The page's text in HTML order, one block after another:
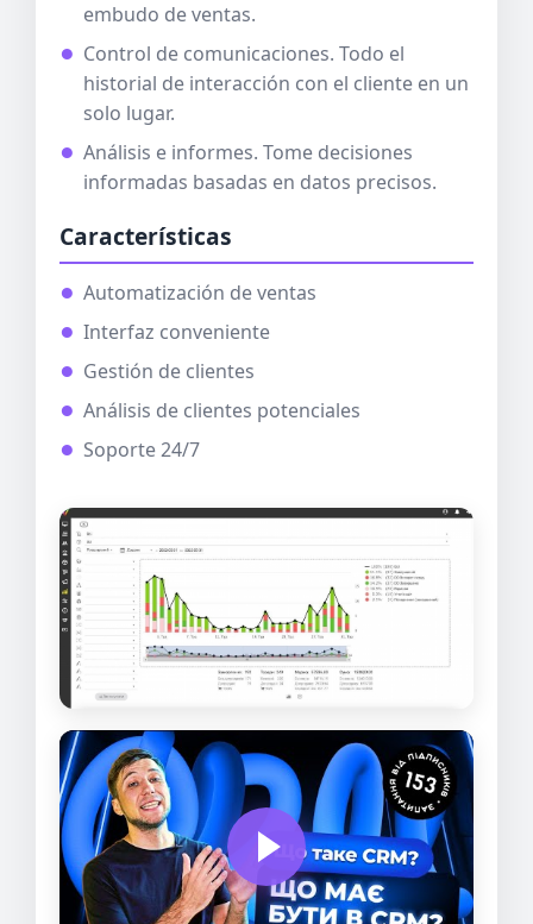
embudo de ventas.
Control de comunicaciones. Todo el
historial de interacción con el cliente en un
solo lugar.
Análisis e informes. Tome decisiones
informadas basadas en datos precisos.
Características
Automatización de ventas
Interfaz conveniente
Gestión de clientes
Análisis de clientes potenciales
Soporte 24/7